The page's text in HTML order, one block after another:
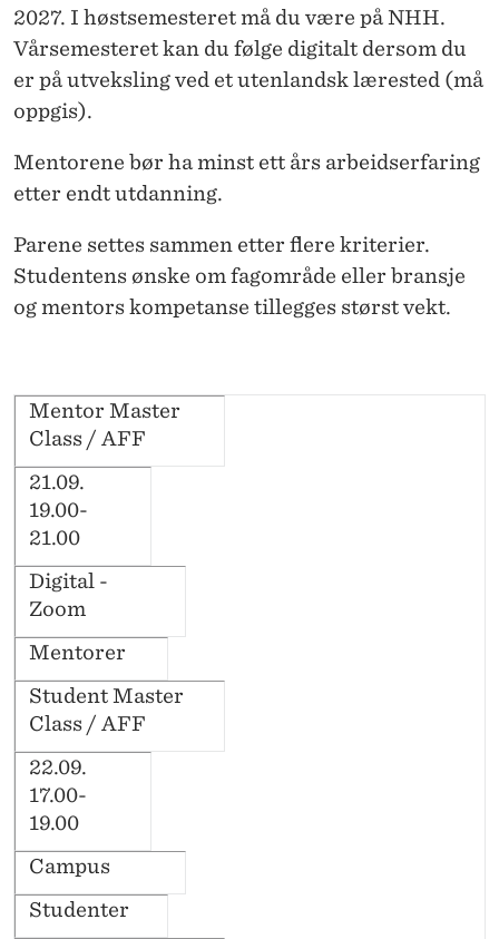
2027. I høstsemesteret må du være på NHH.
Vårsemesteret kan du følge digitalt dersom du
er på utveksling ved et utenlandsk lærested (må
oppgis).
Mentorene bør ha minst ett års arbeidserfaring
etter endt utdanning.
Parene settes sammen etter flere kriterier.
Studentens ønske om fagområde eller bransje
og mentors kompetanse tillegges størst vekt.
Mentor Master
Class / AFF
21.09.
19.00-
21.00
Digital -
Zoom
Mentorer
Student Master
Class / AFF
22.09.
17.00-
19.00
Campus
Studenter